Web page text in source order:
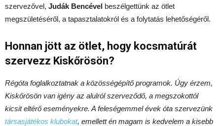
szervezővel, Judák Bencével beszélgettünk az ötlet
megszületéséről, a tapasztalatokról és a folytatás lehetőségéről.
Honnan jött az ötlet, hogy kocsmatúrát
szervezz Kiskőrösön?
Régóta foglalkoztatnak a közösségépítő programok. Úgy érzem,
Kiskőrösön van igény az alulról szerveződő, a megszokottól
kicsit eltérő eseményekre. A feleségemmel évek óta szervezünk
társasjátékos klubokat, emellett én magam is kedvelem a kisebb